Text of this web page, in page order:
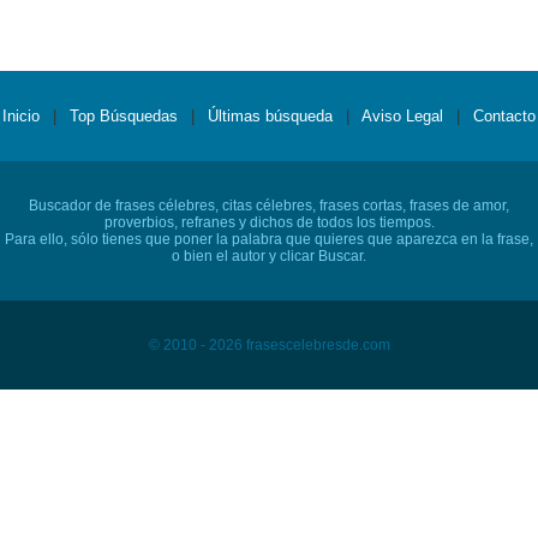
Inicio Top Búsquedas Últimas búsqueda Aviso Legal Contacto
Buscador de frases célebres, citas célebres, frases cortas, frases de amor,
proverbios, refranes y dichos de todos los tiempos.
Para ello, sólo tienes que poner la palabra que quieres que aparezca en la frase,
o bien el autor y clicar Buscar.
© 2010 - 2026 frasescelebresde.com